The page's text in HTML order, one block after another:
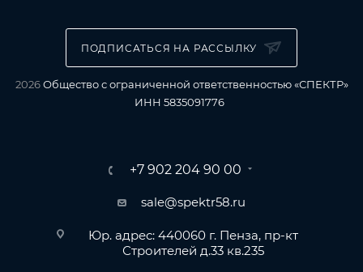
ПОДПИСАТЬСЯ НА РАССЫЛКУ
2026Общество с ограниченной ответственностью «СПЕКТР»
ИНН 5835091776
+7 902 204 90 00
sale@spektr58.ru
Юр. адрес: 440060 г. Пенза, пр-кт
Строителей д.33 кв.235